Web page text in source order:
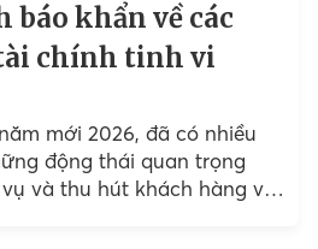
báo khẩn về các
chính tinh vi
mới 2026, đã có nhiều
động thái quan trọng
và thu hút khách hàng với